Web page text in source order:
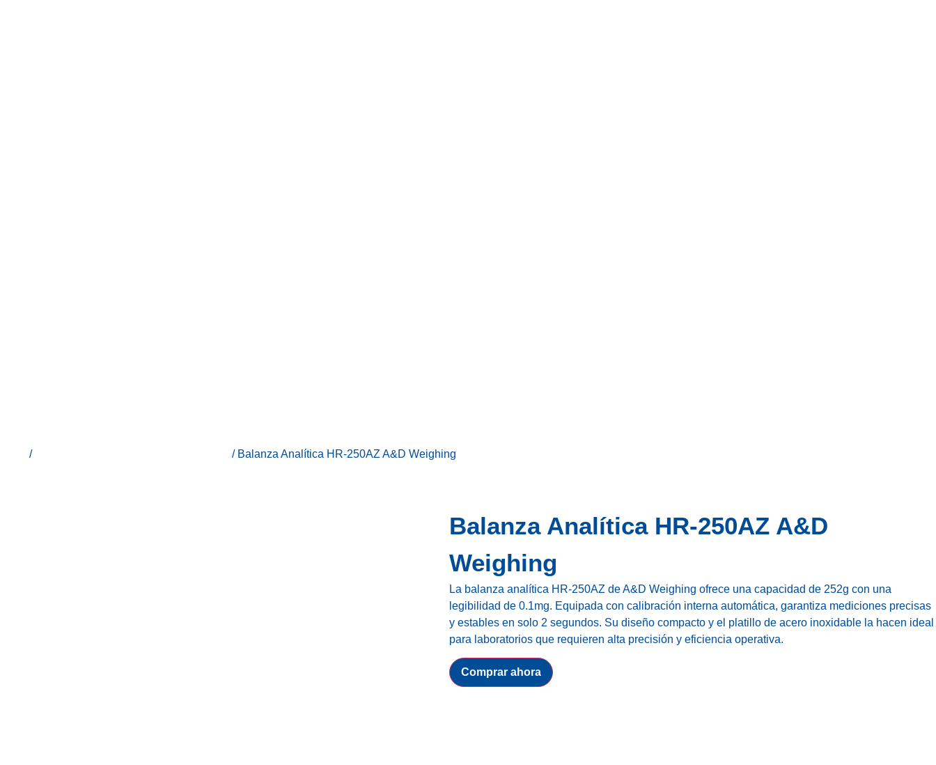
/ / Balanza Analítica HR-250AZ A&D Weighing
Balanza Analítica HR-250AZ A&D
Weighing
La balanza analítica HR-250AZ de A&D Weighing ofrece una capacidad de 252g con una
legibilidad de 0.1mg. Equipada con calibración interna automática, garantiza mediciones precisas
y estables en solo 2 segundos. Su diseño compacto y el platillo de acero inoxidable la hacen ideal
para laboratorios que requieren alta precisión y eficiencia operativa.
Comprar ahora